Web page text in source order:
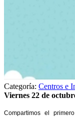
Categoría: Centros e
Viernes 22 de
Compartimos el